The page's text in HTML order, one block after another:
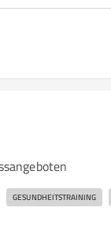
GESUNDHEITSTRAINING